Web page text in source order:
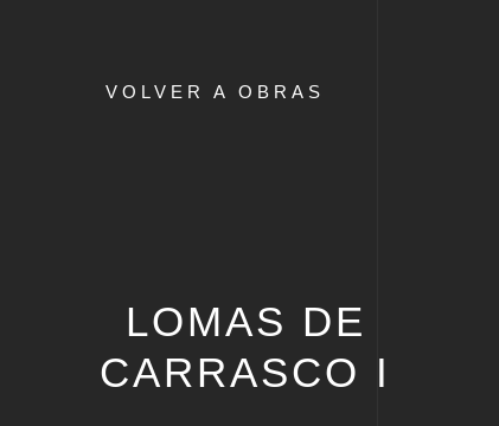
VOLVER A OBRAS
LOMAS DE
CARRASCO I